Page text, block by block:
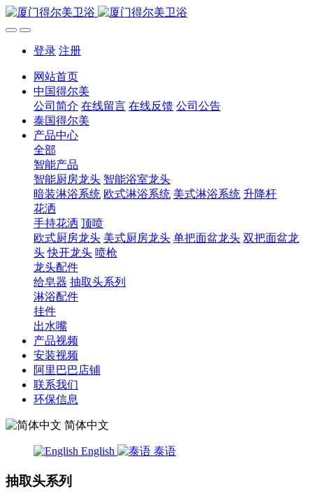
登录 注册
网站首页
中国得尔美
公司简介 在线留言 在线反馈 公司公告
泰国得尔美
产品中心
全部
智能产品
智能厨房龙头 智能浴室龙头
暗装淋浴系统 欧式淋浴系统 美式淋浴系统 升降杆
花洒
手持花洒 顶喷
欧式厨房龙头 美式厨房龙头 单把面盆龙头 双把面盆龙
头 快开龙头 喷枪
龙头配件
给皂器 抽取头系列
淋浴配件
挂件
出水嘴
产品视频
安装视频
阿里巴巴店铺
联系我们
环保信息
简体中文
English 泰语
抽取头系列